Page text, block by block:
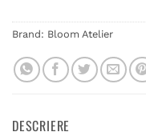
Brand: Bloom Atelier
DESCRIERE